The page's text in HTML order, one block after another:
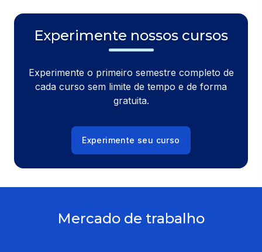
Experimente nossos cursos
Experimente o primeiro semestre completo de
cada curso sem limite de tempo e de forma
gratuita.
Experimente seu curso
Mercado de trabalho